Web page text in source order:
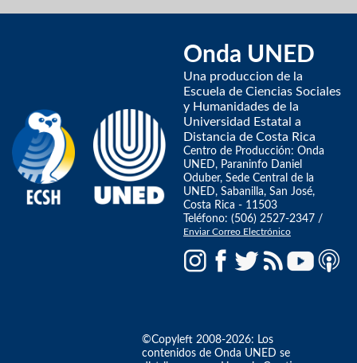
Onda UNED
Una produccion de la
Escuela de Ciencias Sociales
y Humanidades de la
Universidad Estatal a
Distancia de Costa Rica
Centro de Producción: Onda
UNED, Paraninfo Daniel
Oduber, Sede Central de la
UNED, Sabanilla, San José,
Costa Rica - 11503
Teléfono: (506) 2527-2347 /
Enviar Correo Electrónico
©Copyleft 2008-2026: Los
contenidos de Onda UNED se